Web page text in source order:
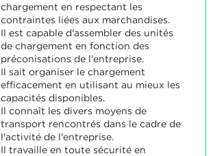
chargement en respectant les
contraintes liées aux marchandises.
Il est capable d'assembler des unités
de chargement en fonction des
préconisations de l'entreprise.
Il sait organiser le chargement
efficacement en utilisant au mieux les
capacités disponibles.
Il connaît les divers moyens de
transport rencontrés dans le cadre de
l'activité de l'entreprise.
Il travaille en toute sécurité en